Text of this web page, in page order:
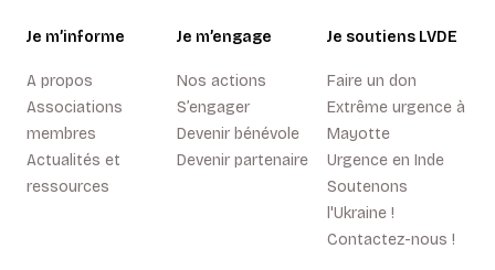
Je m’informe
A propos
Associations
membres
Actualités et
ressources
Je m’engage
Nos actions
S’engager
Devenir bénévole
Devenir partenaire
Je soutiens LVDE
Faire un don
Extrême urgence à
Mayotte
Urgence en Inde
Soutenons
l'Ukraine !
Contactez-nous !